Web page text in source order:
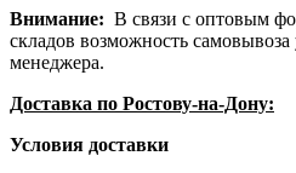
Внимание: В связи с оптовым
складов возможность
менеджера.
Доставка по Ростову-на-Дону:
Условия доставки